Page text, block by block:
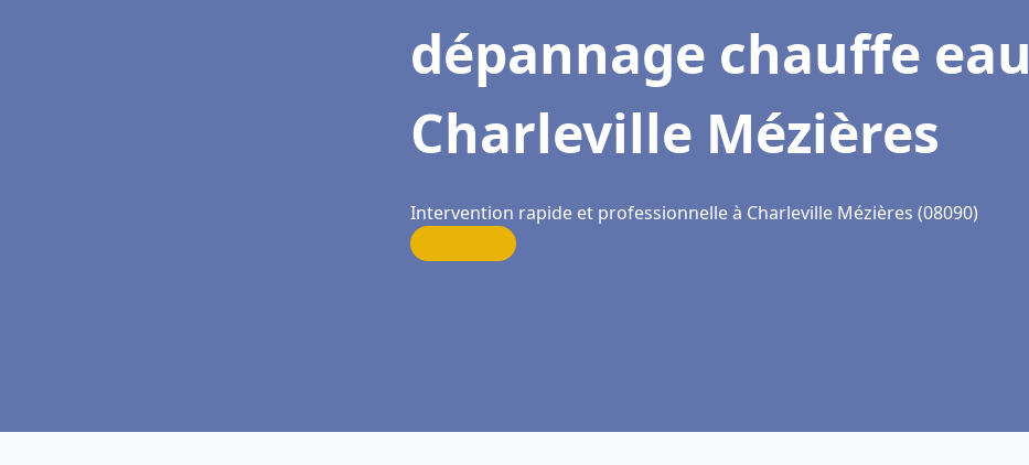
dépannage chauffe eau
Charleville Mézières
Intervention rapide et professionnelle à Charleville Mézières (08090)